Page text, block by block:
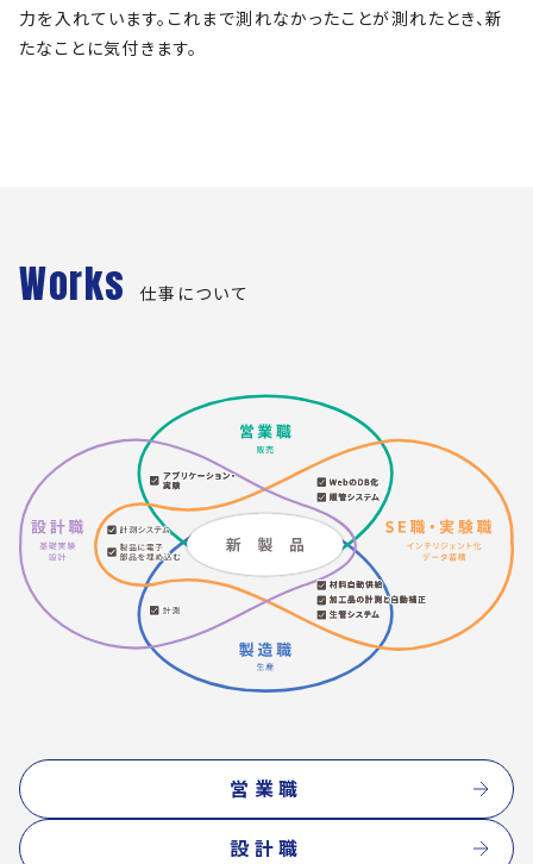
力を入れています。これまで測れなかったことが測れたとき、新
たなことに気付きます。
Works 仕事について
営業職
設計職